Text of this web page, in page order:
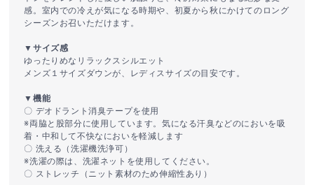
感。室内での冷えが気になる時期や、初夏から秋にかけてのロング
シーズンお召いただけます。
▼サイズ感
ゆったりめなリラックスシルエット
メンズ１サイズダウンが、レディスサイズの目安です。
▼機能
〇 デオドラント消臭テープを使用
※両脇と股部分に使用しています。気になる汗臭などのにおいを吸
着・中和して不快なにおいを軽減します
〇 洗える（洗濯機洗浄可）
※洗濯の際は、洗濯ネットを使用してください。
〇 ストレッチ（ニット素材のため伸縮性あり）